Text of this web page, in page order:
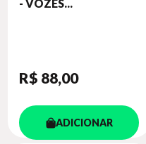
- VOZES...
R$ 88,00
ADICIONAR